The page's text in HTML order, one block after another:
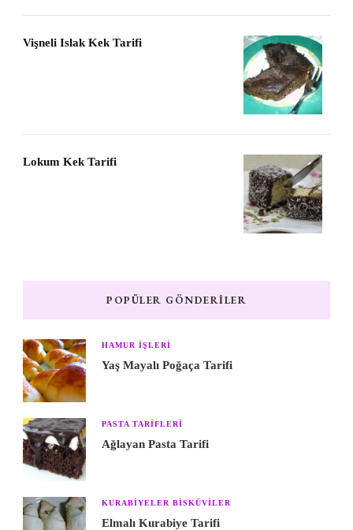
Vişneli Islak Kek Tarifi
Lokum Kek Tarifi
POPÜLER GÖNDERILER
HAMUR IŞLERI
Yaş Mayalı Poğaça Tarifi
PASTA TARIFLERI
Ağlayan Pasta Tarifi
KURABIYELER BISKÜVILER
Elmalı Kurabiye Tarifi